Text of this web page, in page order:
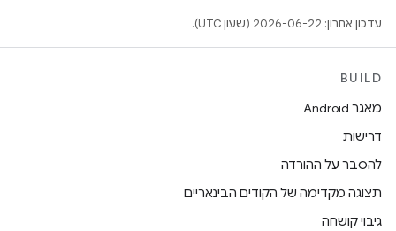
עדכון אחרון: 2026-06-22 (שעון UTC).
BUILD
מאגר Android
דרישות
להסבר על ההורדה
תצוגה מקדימה של הקודים הבינאריים
גיבוי קושחה